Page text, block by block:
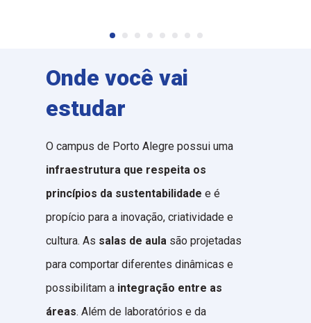
Onde você vai
estudar
O campus de Porto Alegre possui uma
infraestrutura que respeita os
princípios da sustentabilidade e é
propício para a inovação, criatividade e
cultura. As salas de aula são projetadas
para comportar diferentes dinâmicas e
possibilitam a integração entre as
áreas. Além de laboratórios e da